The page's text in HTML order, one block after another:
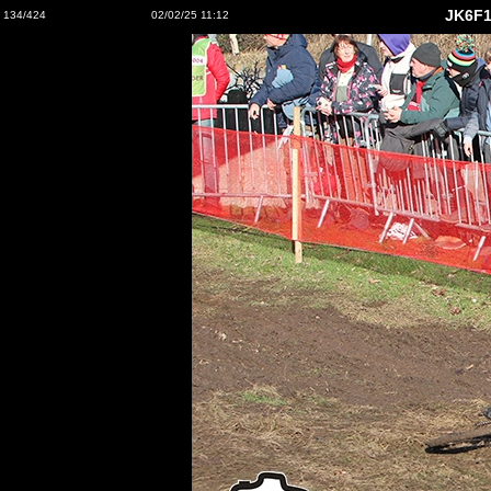
134/424 02/02/25 11:12